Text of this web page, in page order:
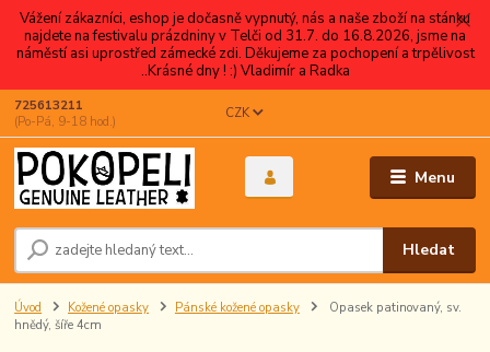
Vážení zákazníci, eshop je dočasně vypnutý, nás a naše zboží na stánku
najdete na festivalu prázdniny v Telči od 31.7. do 16.8.2026, jsme na
náměstí asi uprostřed zámecké zdi. Děkujeme za pochopení a trpělivost
..Krásné dny ! :) Vladimír a Radka
Menu
CZK
Hledat
725613211
(Po-Pá, 9-18 hod.)
Úvod Kožené opasky Pánské kožené opasky
Opasek patinovaný, sv.
hnědý, šíře 4cm